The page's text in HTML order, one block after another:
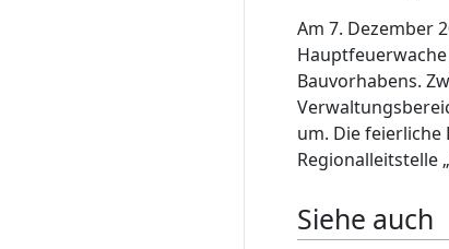
Am 7. Dezember
Bauvorhabens.
um. Die feierliche
Regionalleitstelle
Siehe auch